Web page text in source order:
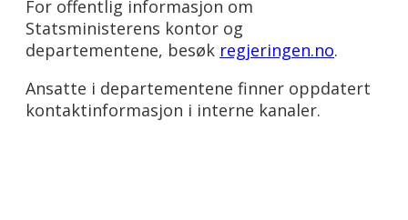
For offentlig informasjon om
Statsministerens kontor og
departementene, besøk regjeringen.no.
Ansatte i departementene finner oppdatert
kontaktinformasjon i interne kanaler.